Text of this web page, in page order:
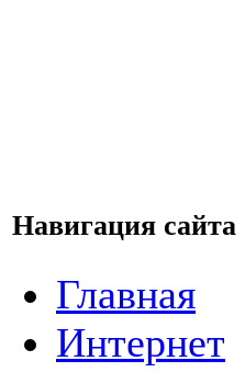
Навигация сайта
Главная
Интернет